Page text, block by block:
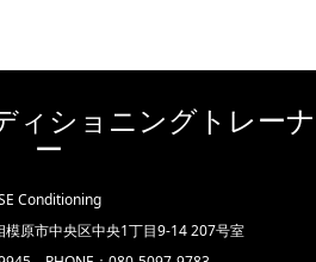
ィショニングトレーナ
ー
Conditioning
原市中央区中央1丁目9-14 207号室